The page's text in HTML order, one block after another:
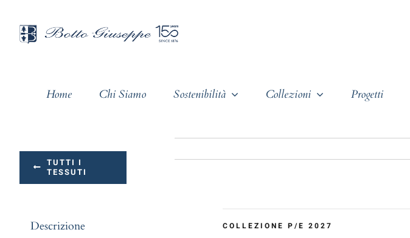
contenuto
Home Chi Siamo Sostenibilità Collezioni Progetti
COLLEZIONE P/E 2027
TUTTI I
TESSUTI
Descrizione